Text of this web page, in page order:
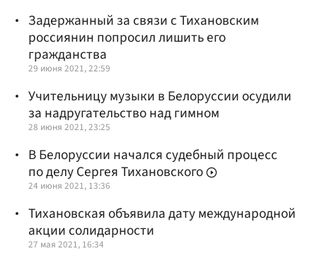
Задержанный за связи с Тихановским
россиянин попросил лишить его
гражданства
29 июня 2021, 22:59
Учительницу музыки в Белоруссии осудили
за надругательство над гимном
28 июня 2021, 23:25
В Белоруссии начался судебный процесс
по делу Сергея Тихановского
24 июня 2021, 13:36
Тихановская объявила дату международной
акции солидарности
27 мая 2021, 16:34